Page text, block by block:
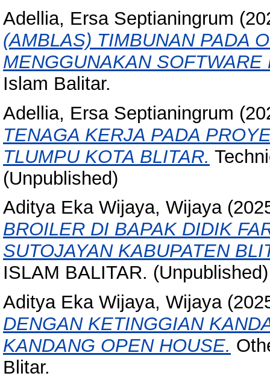
Adellia, Ersa Septianingrum
(AMBLAS) TIMBUNAN PADA
MENGGUNAKAN SOFTWARE
Islam Balitar.
Adellia, Ersa Septianingrum
TENAGA KERJA PADA
TLUMPU KOTA BLITAR.
(Unpublished)
Aditya Eka Wijaya, Wijaya
BROILER DI BAPAK DIDIK
SUTOJAYAN KABUPATEN
ISLAM BALITAR. (Unpublished)
Aditya Eka Wijaya, Wijaya
DENGAN KETINGGIAN
KANDANG OPEN HOUSE.
Blitar.